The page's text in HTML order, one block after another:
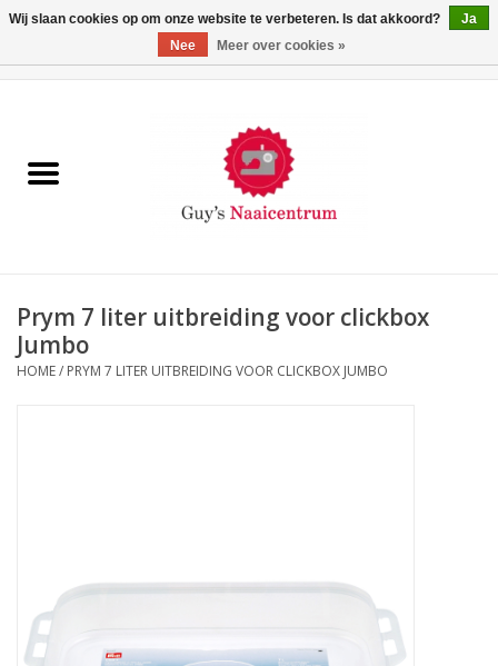
Machines
Paspoppen
Stoffen
Prym 7 liter uitbreiding voor clickbox
Jumbo
HOME/ PRYM 7 LITER UITBREIDING VOOR CLICKBOX JUMBO
Wij slaan cookies op om onze website te verbeteren. Is dat akkoord?
Ja
Nee
Meer over cookies »